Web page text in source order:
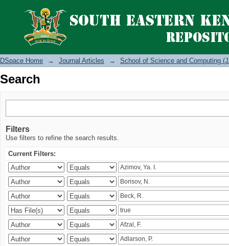
Search
DSpace Home → Journal Articles → School of Science and Computing
Search
Filters
Use filters to refine the search results.
Current Filters: